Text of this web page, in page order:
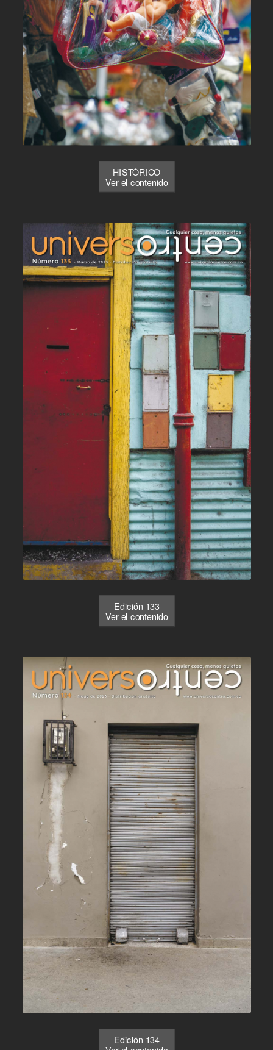
HISTÓRICO
Ver el contenido
Edición 133
Ver el contenido
Edición 134